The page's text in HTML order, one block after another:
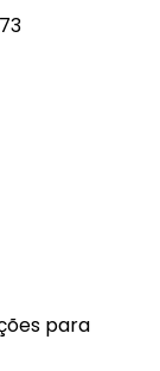
para